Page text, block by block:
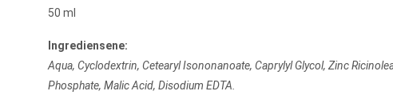
50 ml
Ingrediensene:
Aqua, Cyclodextrin, Cetearyl Isononanoate, Caprylyl Glycol, Zinc
Phosphate, Malic Acid, Disodium EDTA.